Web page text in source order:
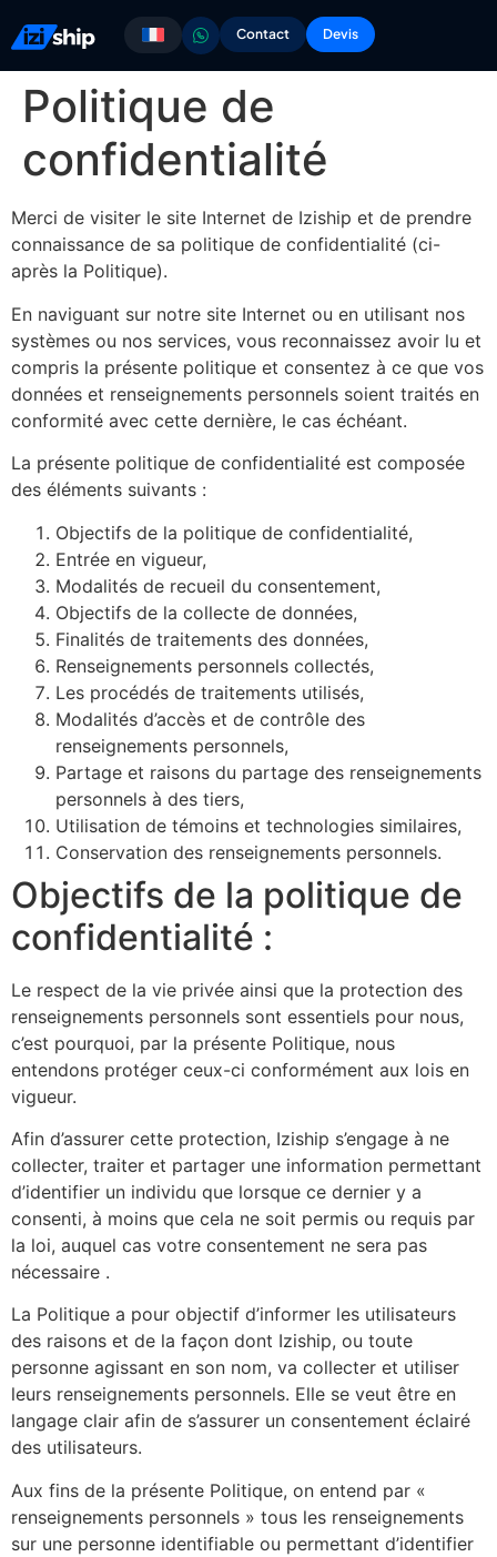
Contact Devis
Politique de
confidentialité
Merci de visiter le site Internet de Iziship et de prendre
connaissance de sa politique de confidentialité (ci-
après la Politique).
En naviguant sur notre site Internet ou en utilisant nos
systèmes ou nos services, vous reconnaissez avoir lu et
compris la présente politique et consentez à ce que vos
données et renseignements personnels soient traités en
conformité avec cette dernière, le cas échéant.
La présente politique de confidentialité est composée
des éléments suivants :
Objectifs de la politique de confidentialité,
Entrée en vigueur,
Modalités de recueil du consentement,
Objectifs de la collecte de données,
Finalités de traitements des données,
Renseignements personnels collectés,
Les procédés de traitements utilisés,
Modalités d’accès et de contrôle des
renseignements personnels,
Partage et raisons du partage des renseignements
personnels à des tiers,
Utilisation de témoins et technologies similaires,
Conservation des renseignements personnels.
Objectifs de la politique de
confidentialité :
Le respect de la vie privée ainsi que la protection des
renseignements personnels sont essentiels pour nous,
c’est pourquoi, par la présente Politique, nous
entendons protéger ceux-ci conformément aux lois en
vigueur.
Afin d’assurer cette protection, Iziship s’engage à ne
collecter, traiter et partager une information permettant
d’identifier un individu que lorsque ce dernier y a
consenti, à moins que cela ne soit permis ou requis par
la loi, auquel cas votre consentement ne sera pas
nécessaire .
La Politique a pour objectif d’informer les utilisateurs
des raisons et de la façon dont Iziship, ou toute
personne agissant en son nom, va collecter et utiliser
leurs renseignements personnels. Elle se veut être en
langage clair afin de s’assurer un consentement éclairé
des utilisateurs.
Aux fins de la présente Politique, on entend par «
renseignements personnels » tous les renseignements
sur une personne identifiable ou permettant d’identifier